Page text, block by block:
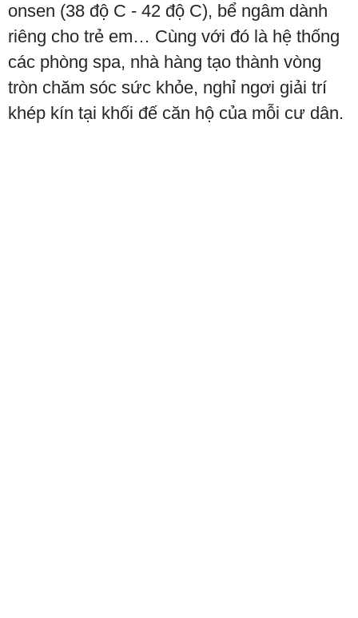
onsen (38 độ C - 42 độ C), bể ngâm dành
riêng cho trẻ em… Cùng với đó là hệ thống
các phòng spa, nhà hàng tạo thành vòng
tròn chăm sóc sức khỏe, nghỉ ngơi giải trí
khép kín tại khối đế căn hộ của mỗi cư dân.